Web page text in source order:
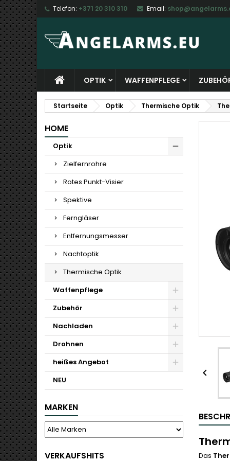
Telefon: +371 20 310 310 Email:
OPTIK WAFFENPFLEGE
Startseite Optik Thermische Optik
HOME
Optik
Zielfernrohre
Rotes Punkt-Visier
Spektive
Ferngläser
Entfernungsmesser
Nachtoptik
Thermische Optik
Waffenpflege
Zubehör
Nachladen
Drohnen
heißes Angebot
NEU
MARKEN
VERKAUFSHITS

Das